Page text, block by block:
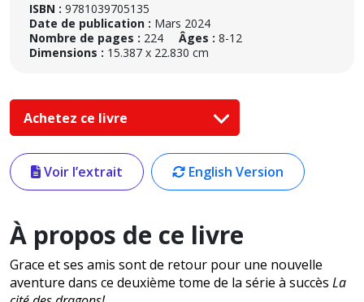
ISBN : 9781039705135
Date de publication : Mars 2024
Nombre de pages : 224 Âges : 8-12
Dimensions : 15.387 x 22.830 cm
Achetez ce livre
Voir l’extrait English Version
À propos de ce livre
Grace et ses amis sont de retour pour une nouvelle
aventure dans ce deuxième tome de la série à succès La